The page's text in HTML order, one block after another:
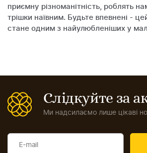
приємну різноманітність, роблять
трішки наївним. Будьте впевнені -
стане одним з найулюбленіших у
Слідкуйте за
Ми надсилаємо лише цікаві